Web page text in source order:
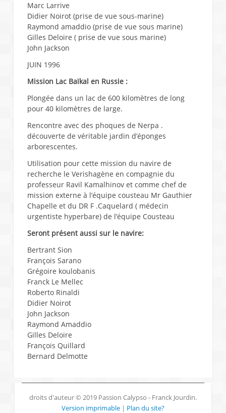
Marc Larrive
Didier Noirot (prise de vue sous-marine)
Raymond amaddio (prise de vue sous marine)
Gilles Deloire ( prise de vue sous marine)
John Jackson
JUIN 1996
Mission Lac Baïkal en Russie :
Plongée dans un lac de 600 kilomètres de long
pour 40 kilomètres de large.
Rencontre avec des phoques de Nerpa .
découverte de véritable jardin d’éponges
arborescentes.
Utilisation pour cette mission du navire de
recherche le Verishagène en compagnie du
professeur Ravil Kamalhinov et comme chef de
mission externe à l’équipe cousteau Mr Gauthier
Chapelle et du DR F .Caquelard ( médecin
urgentiste hyperbare) de l’équipe Cousteau
Seront présent aussi sur le navire:
Bertrant Sion
François Sarano
Grégoire koulobanis
Franck Le Mellec
Roberto Rinaldi
Didier Noirot
John Jackson
Raymond Amaddio
Gilles Deloire
François Quillard
Bernard Delmotte
droits d'auteur © 2019 Passion Calypso - Franck Jourdin.
Version imprimable | Plan du site?